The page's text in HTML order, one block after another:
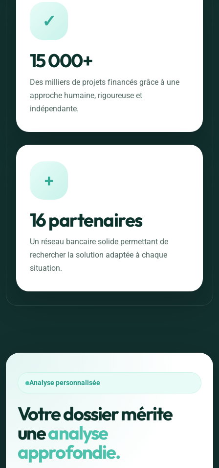
✓
15 000+
Des milliers de projets financés grâce à une
approche humaine, rigoureuse et
indépendante.
+
16 partenaires
Un réseau bancaire solide permettant de
rechercher la solution adaptée à chaque
situation.
Analyse personnalisée
Votre dossier mérite
uneanalyse
approfondie.